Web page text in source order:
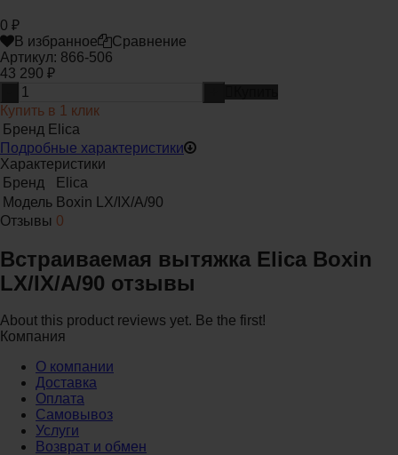
0 ₽
В избранное
Сравнение
Артикул: 866-506
43 290 ₽
Купить в 1 клик
Бренд Elica
Подробные характеристики
Характеристики
Бренд
Elica
Модель Boxin LX/IX/A/90
Отзывы 0
Встраиваемая вытяжка Elica Boxin
LX/IX/A/90 отзывы
About this product reviews yet. Be the first!
Компания
О компании
Доставка
Оплата
Самовывоз
Услуги
Возврат и обмен